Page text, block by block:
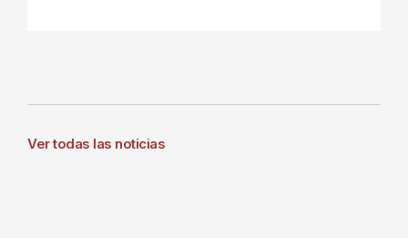
Ver todas las noticias